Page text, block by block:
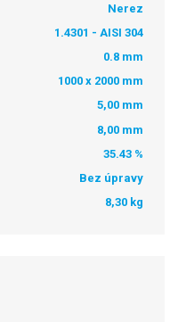
Nerez
1.4301 - AISI 304
0.8 mm
1000 x 2000 mm
5,00 mm
8,00 mm
35.43 %
Bez úpravy
8,30 kg